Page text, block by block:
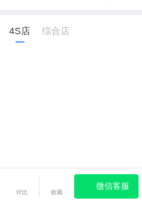
4S店 综合店
对比 收藏
微信客服